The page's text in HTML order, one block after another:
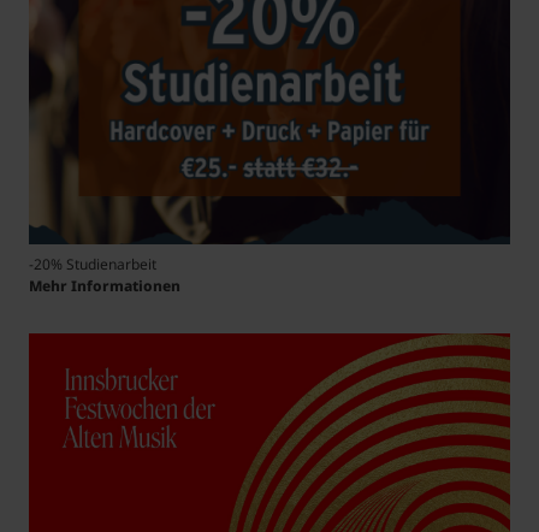
-20% Studienarbeit
Mehr Informationen